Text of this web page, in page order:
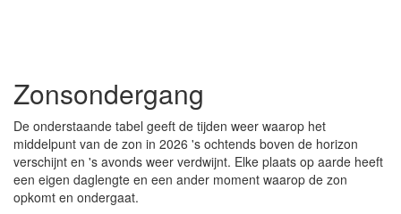
Zonsondergang
De onderstaande tabel geeft de tijden weer waarop het
middelpunt van de zon in 2026 's ochtends boven de horizon
verschijnt en 's avonds weer verdwijnt. Elke plaats op aarde heeft
een eigen daglengte en een ander moment waarop de zon
opkomt en ondergaat.